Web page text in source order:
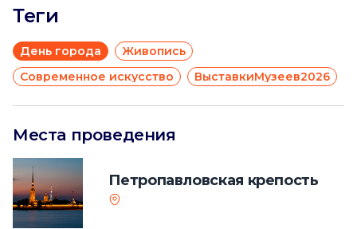
Теги
День города
Живопись
Современное искусство
ВыставкиМузеев2026
Места проведения
Петропавловская крепость